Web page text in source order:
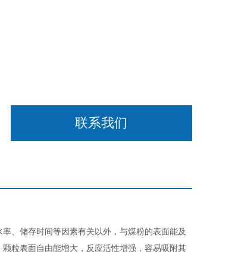
联系我们
、储存时间等因素有关以外，与煤粉的表面能及
粒表面自由能增大，反应活性增强，容易吸附其